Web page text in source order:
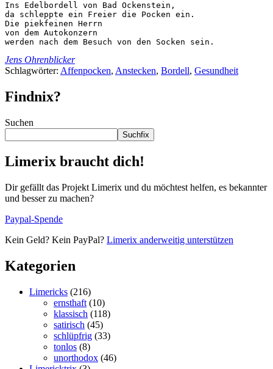
Ins Edelbordell von Bad Ockenstein,
da schleppte ein Freier die Pocken ein.
Die piekfeinen Herrn
von dem Autokonzern
werden nach dem Besuch von den Socken sein.
Jens Ohrenblicker
Schlagwörter: Affenpocken, Anstecken, Bordell, Gesundheit
Findnix?
Suchen
Suchfix
Limerix braucht dich!
Dir gefällt das Projekt Limerix und du möchtest helfen, es bekannter
und besser zu machen?
Paypal-Spende
Kein Geld? Kein PayPal? Limerix anderweitig unterstützen
Kategorien
Limericks (216)
ernsthaft (10)
klassisch (118)
satirisch (45)
schlüpfrig (33)
tonlos (8)
unorthodox (46)